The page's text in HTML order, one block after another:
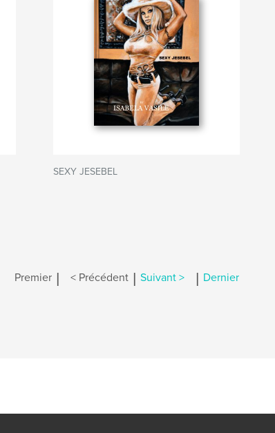
SEXY JESEBEL
Premier | < Précédent | Suivant > | Dernier